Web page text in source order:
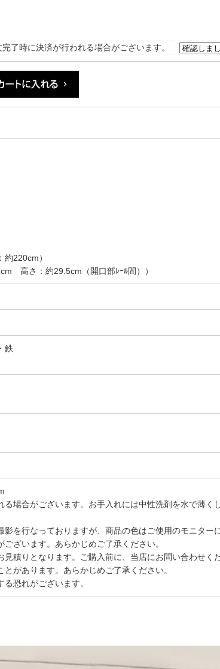
了時に決済が行われる場合がございます。
220cm）
高さ：約29.5cm（開口部ﾚｰﾙ間））
鉄
場合がございます。お手入れには中性洗剤を水で薄く
を行なっておりますが、商品の色はご使用のモニター
ざいます。あらかじめご了承ください。
積りとなります。ご購入前に、当店にお問い合わせく
があります。あらかじめご了承ください。
恐れがございます。